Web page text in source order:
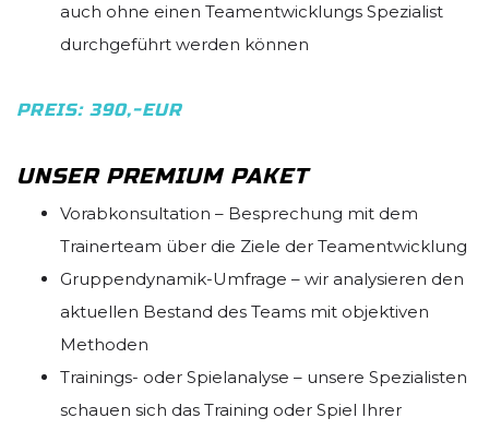
auch ohne einen Teamentwicklungs Spezialist
durchgeführt werden können
PREIS: 390,-EUR
UNSER PREMIUM PAKET
Vorabkonsultation – Besprechung mit dem
Trainerteam über die Ziele der Teamentwicklung
Gruppendynamik-Umfrage – wir analysieren den
aktuellen Bestand des Teams mit objektiven
Methoden
Trainings- oder Spielanalyse – unsere Spezialisten
schauen sich das Training oder Spiel Ihrer